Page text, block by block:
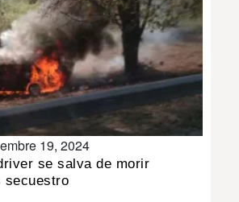
19, 2024
se salva de morir
secuestro